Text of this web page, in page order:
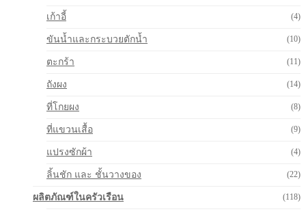
เก้าอี้ (4)
ขันน้ำและกระบวยตักน้ำ (10)
ตะกร้า (11)
ถังผง (14)
ที่โกยผง (8)
ที่แขวนเสื้อ (9)
แปรงซักผ้า (4)
ลิ้นชัก และ ชั้นวางของ (22)
ผลิตภัณฑ์ในครัวเรือน (118)